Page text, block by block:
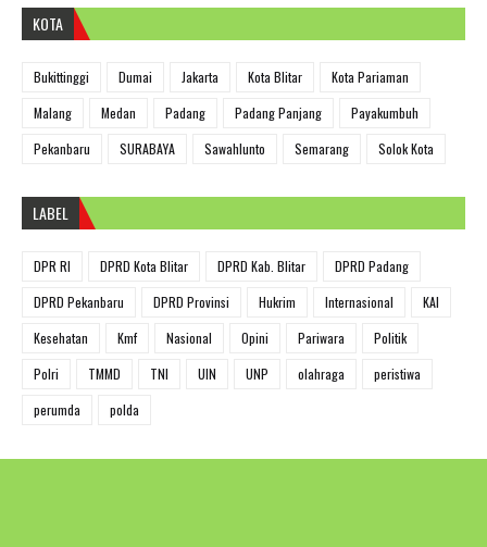
KOTA
Bukittinggi Dumai Jakarta Kota Blitar
Kota Pariaman
Malang
Medan Padang Padang Panjang
Payakumbuh
Pekanbaru
SURABAYA Sawahlunto Semarang Solok Kota
LABEL
DPR RI DPRD Kota Blitar DPRD Kab. Blitar
DPRD Padang
DPRD Pekanbaru
DPRD Provinsi Hukrim Internasional
KAI
Kesehatan
Kmf Nasional Opini Pariwara
Politik
Polri
TMMD TNI UIN UNP olahraga
peristiwa
perumda
polda